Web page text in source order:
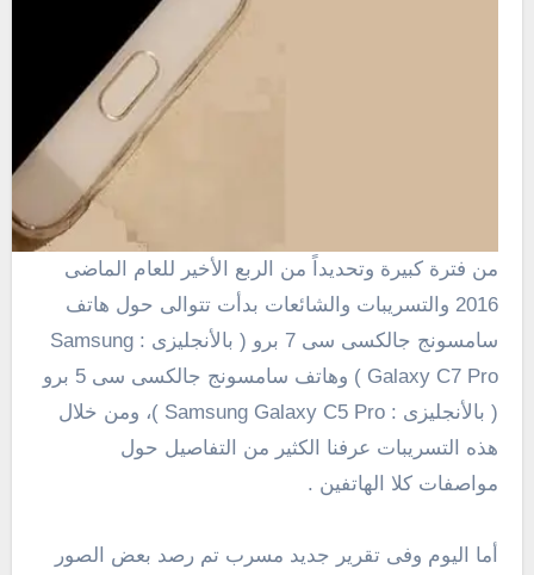
من فترة كبيرة وتحديداً من الربع الأخير للعام الماضى
2016 والتسريبات والشائعات بدأت تتوالى حول هاتف
سامسونج جالكسى سى 7 برو ( بالأنجليزى : Samsung
Galaxy C7 Pro ) وهاتف سامسونج جالكسى سى 5 برو
( بالأنجليزى : Samsung Galaxy C5 Pro )، ومن خلال
هذه التسريبات عرفنا الكثير من التفاصيل حول
مواصفات كلا الهاتفين .
أما اليوم وفى تقرير جديد مسرب تم رصد بعض الصور